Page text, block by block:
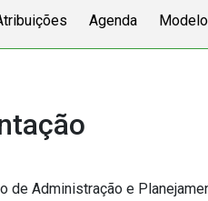
Agenda
de Administração e